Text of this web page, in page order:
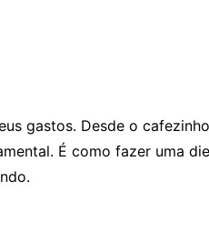
gastos. Desde o
É como fazer uma